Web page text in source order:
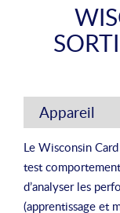
Appareil
Le Wisconsin
test
d’analyser les
(apprentissage et